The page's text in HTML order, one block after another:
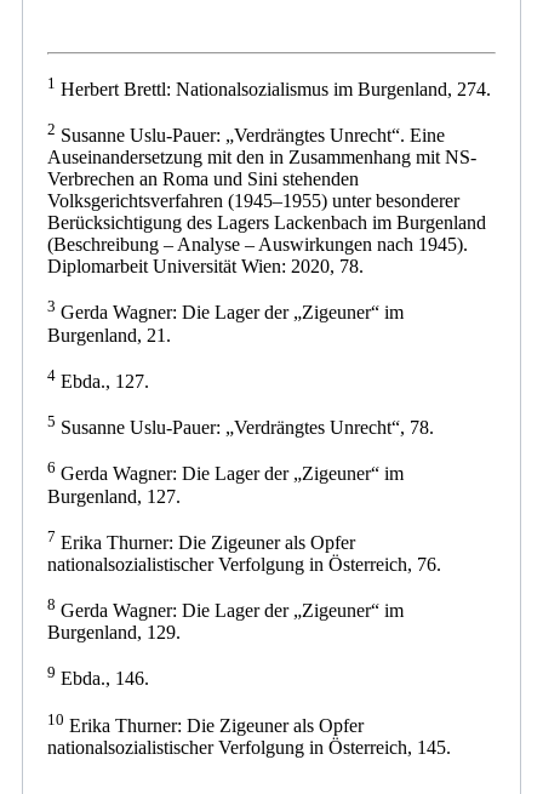
1 Herbert Brettl: Nationalsozialismus im Burgenland, 274.
2 Susanne Uslu-Pauer: „Verdrängtes Unrecht“. Eine
Auseinandersetzung mit den in Zusammenhang mit NS-
Verbrechen an Roma und Sini stehenden
Volksgerichtsverfahren (1945–1955) unter besonderer
Berücksichtigung des Lagers Lackenbach im Burgenland
(Beschreibung – Analyse – Auswirkungen nach 1945).
Diplomarbeit Universität Wien: 2020, 78.
3 Gerda Wagner: Die Lager der „Zigeuner“ im
Burgenland, 21.
4 Ebda., 127.
5 Susanne Uslu-Pauer: „Verdrängtes Unrecht“, 78.
6 Gerda Wagner: Die Lager der „Zigeuner“ im
Burgenland, 127.
7 Erika Thurner: Die Zigeuner als Opfer
nationalsozialistischer Verfolgung in Österreich, 76.
8 Gerda Wagner: Die Lager der „Zigeuner“ im
Burgenland, 129.
9 Ebda., 146.
10 Erika Thurner: Die Zigeuner als Opfer
nationalsozialistischer Verfolgung in Österreich, 145.